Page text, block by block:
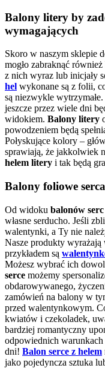
Balony litery by
wymagających
Skoro w naszym sklepie
mogło zabraknąć również
z nich wyraz lub inicjały
hel wykonane są z folii,
są niezwykle
jeszcze przez wiele dni
widokiem. Balony litery
powodzeniem będą
Połyskujące kolory –
sprawiają, że jakkolwiek
helem litery i tak będą
Balony foliowe serca
Od widoku balonów
własne serducho. Jeśli
walentynki, a Ty nie
Nasze produkty wyrażają
przykładem są
Możesz wybrać ich
serce możemy
obdarowywanego,
zamówień na balony w
przed walentynkowym.
kwiatów i czekoladek,
bardziej romantyczny
odpowiednich
dni! Balon serce z helem
jako pojedyncza sztuka